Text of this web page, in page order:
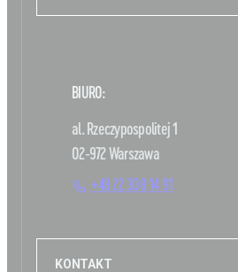
BIURO:
al. Rzeczypospolitej 1
02-972 Warszawa
+48 22 308 14 91
KONTAKT